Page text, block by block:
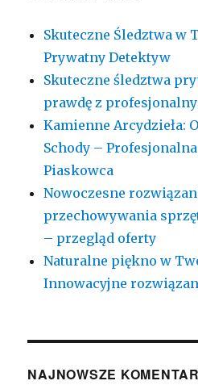
Skuteczne Śledztwa w
Prywatny Detektyw
Skuteczne śledztwa
prawdę z
Kamienne Arcydzieła:
Schody –
Piaskowca
Nowoczesne
przechowywania
– przegląd oferty
Naturalne piękno w
Innowacyjne
NAJNOWSZE